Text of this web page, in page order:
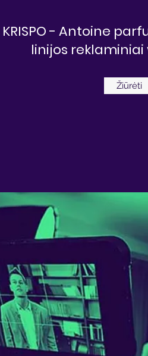
KRISPO - Antoine
linijos reklaminiai
Žiūrėti